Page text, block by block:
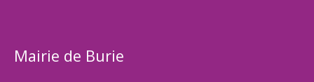
Mairie de Burie